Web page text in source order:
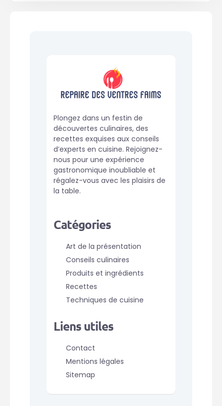
Plongez dans un festin de
découvertes culinaires, des
recettes exquises aux conseils
d’experts en cuisine. Rejoignez-
nous pour une expérience
gastronomique inoubliable et
régalez-vous avec les plaisirs de
la table.
Catégories
Art de la présentation
Conseils culinaires
Produits et ingrédients
Recettes
Techniques de cuisine
Liens utiles
Contact
Mentions légales
Sitemap